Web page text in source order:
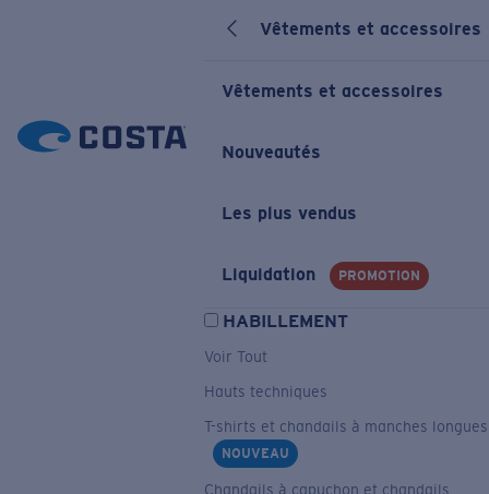
Vêtements et accessoires
Vêtements et accessoires
Nouveautés
Les plus vendus
Liquidation PROMOTION
HABILLEMENT
Voir Tout
Hauts techniques
T-shirts et chandails à manches longues
NOUVEAU
Chandails à capuchon et chandails